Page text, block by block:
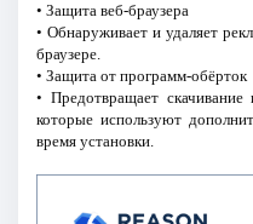
• Защита веб-браузера
• Обнаруживает и удаляет
браузере.
• Защита от программ-обёрток
• Предотвращает
которые используют
время установки.